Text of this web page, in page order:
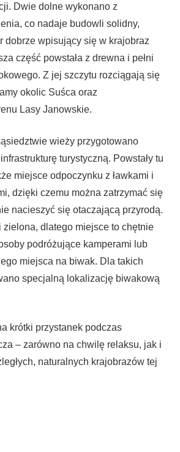
Dwie dolne wykonano z
co nadaje budowli solidny,
dobrze wpisujący się w krajobraz
część powstała z drewna i pełni
Z jej szczytu rozciągają się
okolic Suśca oraz
Lasy Janowskie.
wieży przygotowano
turystyczną. Powstały tu
miejsce odpoczynku z ławkami i
dzięki czemu można zatrzymać się
nacieszyć się otaczającą przyrodą.
zielona, dlatego miejsce to chętnie
podróżujące kamperami lub
miejsca na biwak. Dla takich
specjalną lokalizację biwakową
krótki przystanek podczas
– zarówno na chwilę relaksu, jak i
naturalnych krajobrazów tej